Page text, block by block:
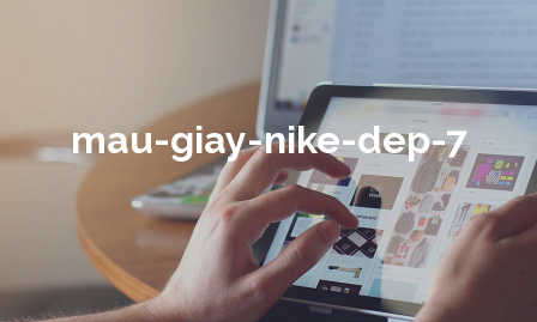
mau-giay-nike-dep-7